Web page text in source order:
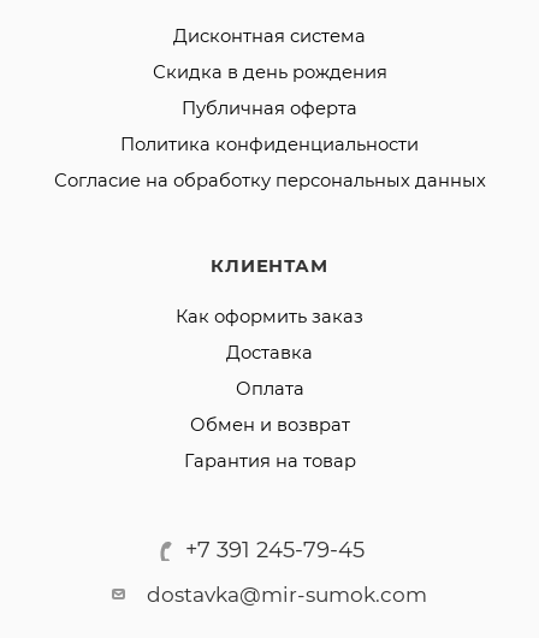
Дисконтная система
Скидка в день рождения
Публичная оферта
Политика конфиденциальности
Согласие на обработку персональных данных
КЛИЕНТАМ
Как оформить заказ
Доставка
Оплата
Обмен и возврат
Гарантия на товар
+7 391 245-79-45
dostavka@mir-sumok.com